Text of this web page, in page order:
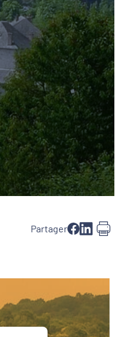
Partager